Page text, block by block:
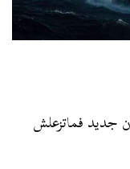
جديد فماتزعلش